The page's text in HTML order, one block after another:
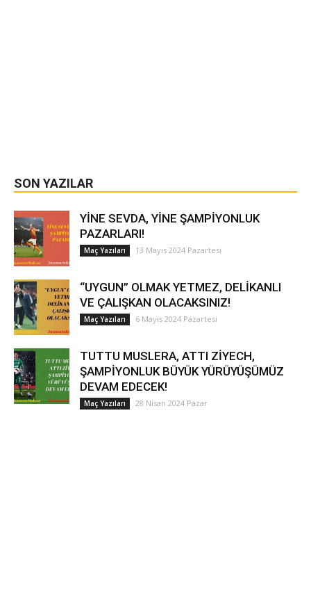
SON YAZILAR
YİNE SEVDA, YİNE ŞAMPİYONLUK
PAZARLARI!
Maç Yazıları 13 Mayıs 2024 Pazartesi
“UYGUN” OLMAK YETMEZ, DELİKANLI
VE ÇALIŞKAN OLACAKSINIZ!
Maç Yazıları 6 Mayıs 2024 Pazartesi
TUTTU MUSLERA, ATTI ZİYECH,
ŞAMPİYONLUK BÜYÜK YÜRÜYÜŞÜMÜZ
DEVAM EDECEK!
Maç Yazıları 28 Nisan 2024 Pazar